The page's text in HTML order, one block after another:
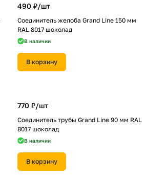
490 ₽/шт
Соединитель желоба Grand Line 150 мм
RAL 8017 шоколад
В наличии
В корзину
770 ₽/шт
Соединитель трубы Grand Line 90 мм RAL
8017 шоколад
В наличии
В корзину